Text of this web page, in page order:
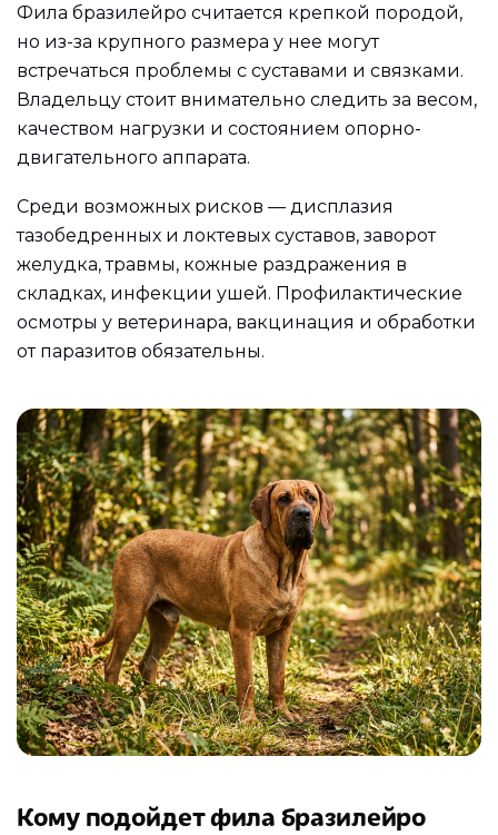
Фила бразилейро считается крепкой породой,
но из-за крупного размера у нее могут
встречаться проблемы с суставами и связками.
Владельцу стоит внимательно следить за весом,
качеством нагрузки и состоянием опорно-
двигательного аппарата.
Среди возможных рисков — дисплазия
тазобедренных и локтевых суставов, заворот
желудка, травмы, кожные раздражения в
складках, инфекции ушей. Профилактические
осмотры у ветеринара, вакцинация и обработки
от паразитов обязательны.
Кому подойдет фила бразилейро